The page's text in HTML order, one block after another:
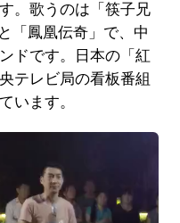
。歌うのは「筷子兄
「鳳凰伝奇」で、中
ドです。日本の「紅
テレビ局の看板番組
います。